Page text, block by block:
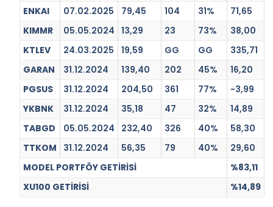
ENKAI
07.02.2025 79,45 104 31%
71,65
KIMMR
05.05.2024 13,29 23 73%
38,00
KTLEV
24.03.2025 19,59 GG GG
335,71
GARAN
31.12.2024 139,40 202 45%
16,20
PGSUS
31.12.2024 204,50 361 77%
-3,99
YKBNK
31.12.2024 35,18 47 32%
14,89
TABGD
05.05.2024 232,40 326 40%
58,30
TTKOM
31.12.2024 56,35 79 40%
29,60
MODEL PORTFÖY GETİRİSİ
%83,11
XU100 GETİRİSİ
%14,89